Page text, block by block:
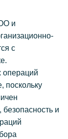
и
с
операций
поскольку
и